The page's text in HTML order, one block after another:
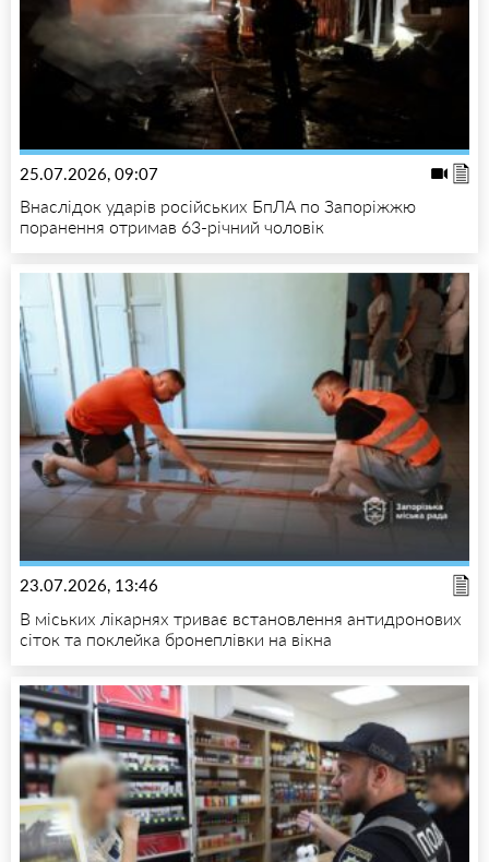
25.07.2026, 09:07
Внаслідок ударів російських БпЛА по Запоріжжю
поранення отримав 63-річний чоловік
23.07.2026, 13:46
В міських лікарнях триває встановлення антидронових
сіток та поклейка бронеплівки на вікна